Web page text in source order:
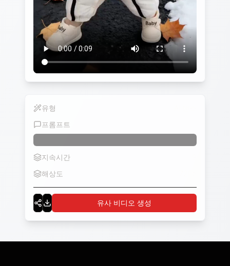
유형
프롬프트
지속시간
해상도
유사 비디오 생성